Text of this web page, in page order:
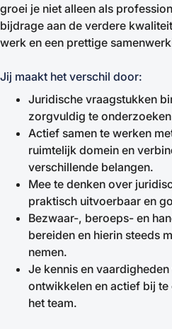
groei je niet alleen als
bijdrage aan de verdere
werk en een prettige
Jij maakt het verschil door:
Juridische vraagstukken
zorgvuldig te
Actief samen te werken
ruimtelijk domein en
verschillende belangen.
Mee te denken over
praktisch uitvoerbaar en
Bezwaar-, beroeps- en
bereiden en hierin steeds
nemen.
Je kennis en
ontwikkelen en actief bij
het team.